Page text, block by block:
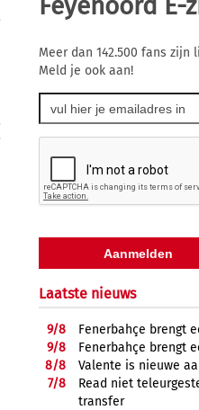
Meer dan 142.500 fans zijn
Meld je ook aan!
Laatste nieuws
9/8
Fenerbahçe brengt
9/8
Fenerbahçe brengt
8/8
Valente is nieuwe
7/8
Read niet
transfer